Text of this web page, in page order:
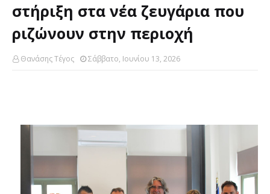
στήριξη στα νέα ζευγάρια που
ριζώνουν στην περιοχή
Θανάσης Τέγος Σάββατο, Ιουνίου 13, 2026